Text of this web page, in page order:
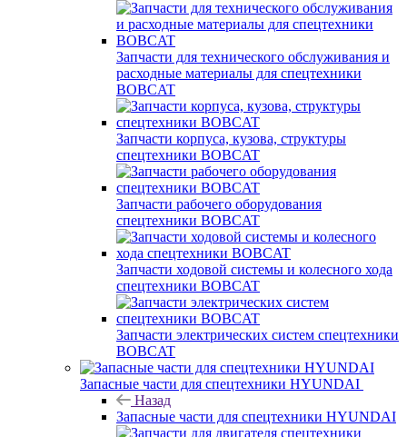
Запчасти для технического обслуживания и
расходные материалы для спецтехники
BOBCAT
Запчасти корпуса, кузова, структуры
спецтехники BOBCAT
Запчасти рабочего оборудования
спецтехники BOBCAT
Запчасти ходовой системы и колесного хода
спецтехники BOBCAT
Запчасти электрических систем спецтехники
BOBCAT
Запасные части для спецтехники HYUNDAI
Назад
Запасные части для спецтехники HYUNDAI